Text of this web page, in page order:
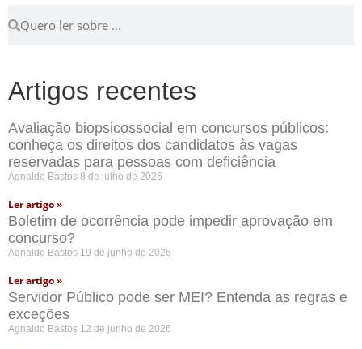
Artigos recentes
Avaliação biopsicossocial em concursos públicos:
conheça os direitos dos candidatos às vagas
reservadas para pessoas com deficiência
Agnaldo Bastos 8 de julho de 2026
Ler artigo »
Boletim de ocorrência pode impedir aprovação em
concurso?
Agnaldo Bastos 19 de junho de 2026
Ler artigo »
Servidor Público pode ser MEI? Entenda as regras e
exceções
Agnaldo Bastos 12 de junho de 2026